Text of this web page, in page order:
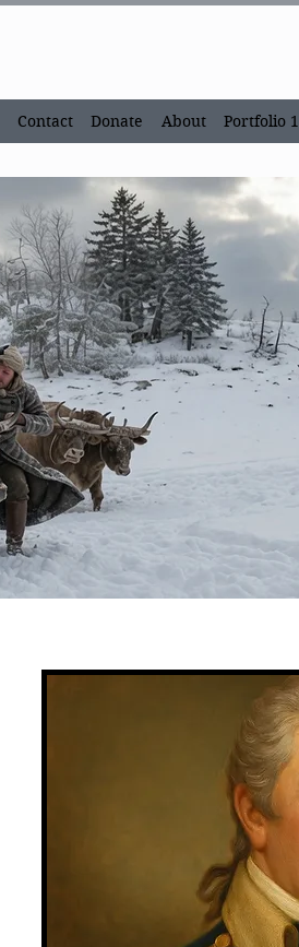
Contact Donate About Portfolio 1